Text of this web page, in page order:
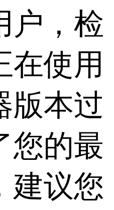
户，检
在使用
版本过
您的最
建议您